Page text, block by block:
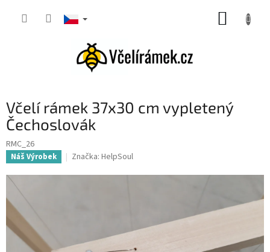
Včelí rámek 37x30 cm vypletený
Čechoslovák
RMC_26
Náš Výrobek Značka: HelpSoul